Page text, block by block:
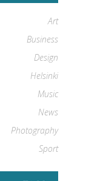
Art
Business
Design
Helsinki
Music
News
Photography
Sport